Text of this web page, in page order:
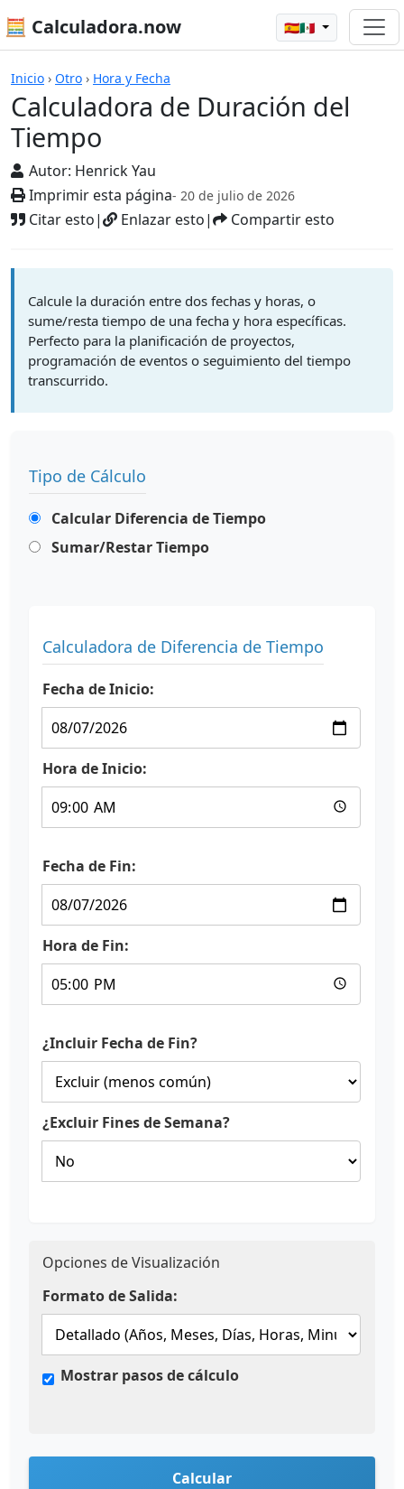
🧮 Calculadora.now 🇪🇸🇲🇽
Inicio › Otro › Hora y Fecha
Calculadora de Duración del
Tiempo
Autor: Henrick Yau
Imprimir esta página- 20 de julio de 2026
Citar esto| Enlazar esto| Compartir esto
Calculadoras
Calcule la duración entre dos fechas y horas, o
sume/resta tiempo de una fecha y hora específicas.
Perfecto para la planificación de proyectos,
programación de eventos o seguimiento del tiempo
transcurrido.
Tipo de Cálculo
Calcular Diferencia de Tiempo
Sumar/Restar Tiempo
Calculadora de Diferencia de Tiempo
Fecha de Inicio:
Hora de Inicio:
Fecha de Fin:
Hora de Fin:
¿Incluir Fecha de Fin?
¿Excluir Fines de Semana?
Opciones de Visualización
Formato de Salida:
Mostrar pasos de cálculo
Calcular